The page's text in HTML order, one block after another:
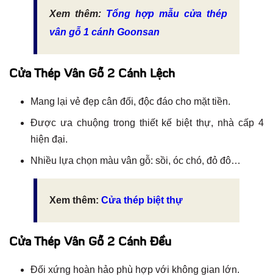
Xem thêm: Tổng hợp mẫu cửa thép
vân gỗ 1 cánh Goonsan
Cửa Thép Vân Gỗ 2 Cánh Lệch
Mang lại vẻ đẹp cân đối, độc đáo cho mặt tiền.
Được ưa chuộng trong thiết kế biệt thự, nhà cấp 4
hiện đại.
Nhiều lựa chọn màu vân gỗ: sồi, óc chó, đỏ đô…
Xem thêm: Cửa thép biệt thự
Cửa Thép Vân Gỗ 2 Cánh Đều
Đối xứng hoàn hảo phù hợp với không gian lớn.